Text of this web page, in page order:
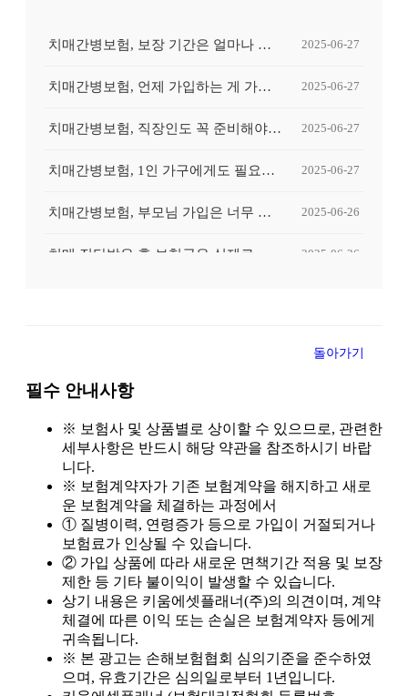
치매간병보험, 보장 기간은 얼마나 중요한가요? 2025-06-27
치매간병보험, 언제 가입하는 게 가장 유리할까요? 2025-06-27
치매간병보험, 직장인도 꼭 준비해야 할까요? 2025-06-27
치매간병보험, 1인 가구에게도 필요할까요? 2025-06-27
치매간병보험, 부모님 가입은 너무 늦은 걸까요? 2025-06-26
2025-06-26
치매간병보험, 장기요양등급과 무슨 관계가 있나요? 2025-06-25
치매간병보험, 진단받고 나면 바로 간병비가 나오나요?
치매간병보험, 가입 후 바로 보장되나요? 2025-06-24
치매간병보험, 단독형과 종합형 중 어떤 게 좋을까? 2025-06-24
치매간병보험, 보험료 납입은 언제까지 해야 하나요? 2025-06-24
돌아가기
필수 안내사항
※ 보험사 및 상품별로 상이할 수 있으므로, 관련한
세부사항은 반드시 해당 약관을 참조하시기 바랍
니다.
※ 보험계약자가 기존 보험계약을 해지하고 새로
운 보험계약을 체결하는 과정에서
① 질병이력, 연령증가 등으로 가입이 거절되거나
보험료가 인상될 수 있습니다.
② 가입 상품에 따라 새로운 면책기간 적용 및 보장
제한 등 기타 불이익이 발생할 수 있습니다.
상기 내용은 키움에셋플래너(주)의 의견이며, 계약
체결에 따른 이익 또는 손실은 보험계약자 등에게
귀속됩니다.
※ 본 광고는 손해보험협회 심의기준을 준수하였
으며, 유효기간은 심의일로부터 1년입니다.